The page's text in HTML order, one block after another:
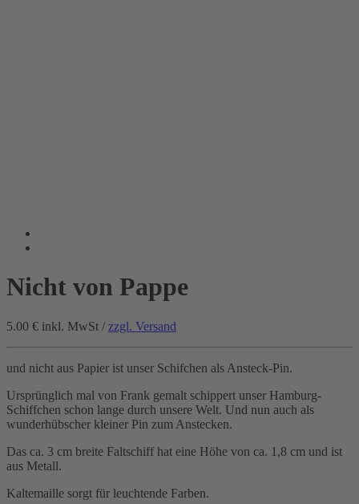
Nicht von Pappe
5.00 € inkl. MwSt / zzgl. Versand
und nicht aus Papier ist unser Schifchen als Ansteck-Pin.
Ursprünglich mal von Frank gemalt schippert unser Hamburg-
Schiffchen schon lange durch unsere Welt. Und nun auch als
wunderhübscher kleiner Pin zum Anstecken.
Das ca. 3 cm breite Faltschiff hat eine Höhe von ca. 1,8 cm und ist
aus Metall.
Kaltemaille sorgt für leuchtende Farben.